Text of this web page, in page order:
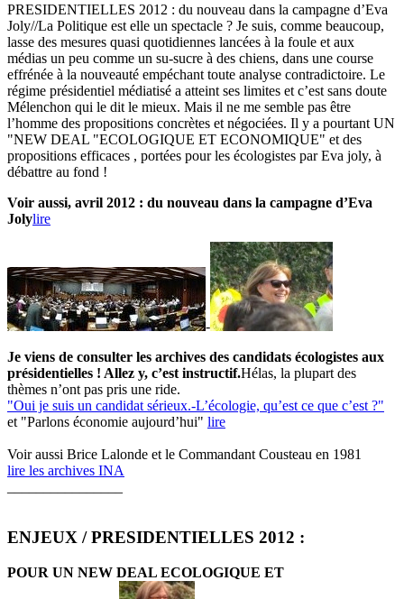
PRESIDENTIELLES 2012 : du nouveau dans la campagne d’Eva
Joly//La Politique est elle un spectacle ? Je suis, comme beaucoup,
lasse des mesures quasi quotidiennes lancées à la foule et aux
médias un peu comme un su-sucre à des chiens, dans une course
effrénée à la nouveauté empéchant toute analyse contradictoire. Le
régime présidentiel médiatisé a atteint ses limites et c’est sans doute
Mélenchon qui le dit le mieux. Mais il ne me semble pas être
l’homme des propositions concrètes et négociées. Il y a pourtant UN
"NEW DEAL "ECOLOGIQUE ET ECONOMIQUE" et des
propositions efficaces , portées pour les écologistes par Eva joly, à
débattre au fond !
Voir aussi, avril 2012 : du nouveau dans la campagne d’Eva
Jolylire
-
Je viens de consulter les archives des candidats écologistes aux
présidentielles ! Allez y, c’est instructif.Hélas, la plupart des
thèmes n’ont pas pris une ride.
"Oui je suis un candidat sérieux.-L’écologie, qu’est ce que c’est ?"
et "Parlons économie aujourd’hui" lire
Voir aussi Brice Lalonde et le Commandant Cousteau en 1981
lire les archives INA
ENJEUX / PRESIDENTIELLES 2012 :
POUR UN NEW DEAL ECOLOGIQUE ET